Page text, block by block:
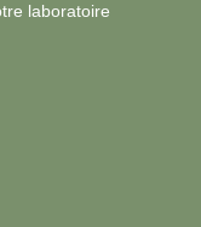
laboratoire